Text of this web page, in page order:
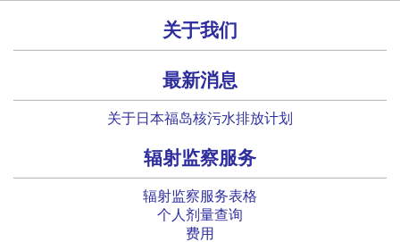
关于我们
最新消息
关于日本福岛核污水排放计划
辐射监察服务
辐射监察服务表格
个人剂量查询
费用